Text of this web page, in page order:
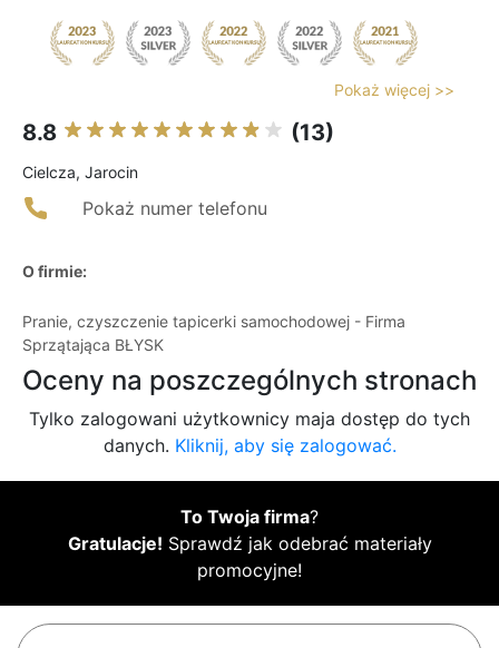
Pokaż więcej >>
8.8 (13)
Cielcza, Jarocin
Pokaż numer telefonu
O firmie:
Pranie, czyszczenie tapicerki samochodowej - Firma
Sprzątająca BŁYSK
Oceny na poszczególnych stronach
Tylko zalogowani użytkownicy maja dostęp do tych
danych. Kliknij, aby się zalogować.
To Twoja firma?
Gratulacje! Sprawdź jak odebrać materiały
promocyjne!